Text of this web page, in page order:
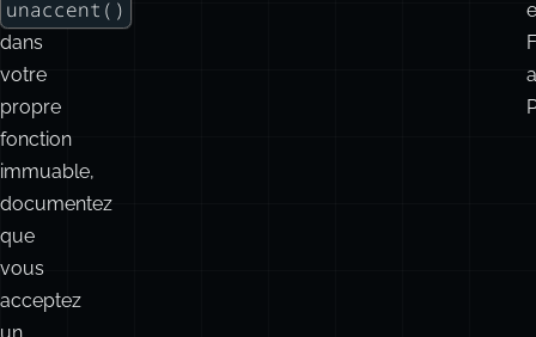
PostgreSQL
comptent.
Si
vous
enveloppez
unaccent()
dans
votre
propre
fonction